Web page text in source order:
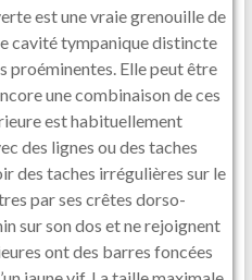
est une vraie grenouille de
cavité tympanique distincte
proéminentes. Elle peut être
une combinaison de ces
est habituellement
des lignes ou des taches
des taches irrégulières sur le
par ses crêtes dorso-
sur son dos et ne rejoignent
ont des barres foncées